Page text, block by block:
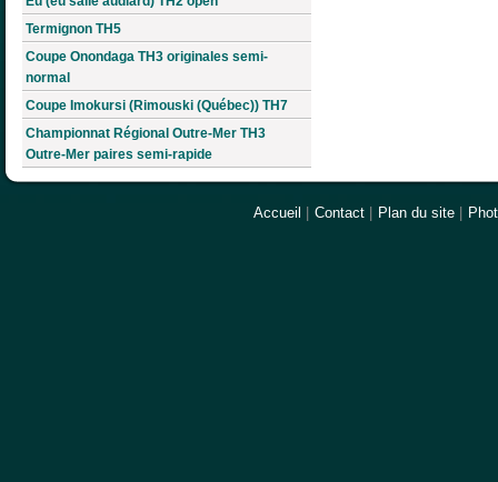
Termignon TH5
Coupe Onondaga TH3 originales semi-
normal
Coupe Imokursi (Rimouski (Québec)) TH7
Championnat Régional Outre-Mer TH3
Outre-Mer paires semi-rapide
Accueil Contact Plan du site